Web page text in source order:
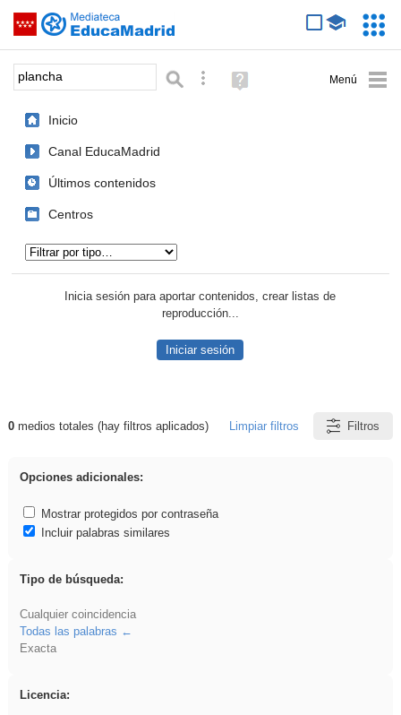
Saltar navegación
Palabra o frase: Búsqueda avanzada
Ayuda
(en
Inicio
Canal EducaMadrid
Últimos contenidos
Centros
Inicia sesión para aportar contenidos, crear listas de
reproducción...
Iniciar sesión
Resultados de: plancha
0medios totales (hay filtros aplicados) Limpiar filtros Filtros
Opciones adicionales:
Mostrar protegidos por contraseña
Incluir palabras similares
Tipo de búsqueda:
Cualquier coincidencia
Todas las palabras
Exacta
Licencia: